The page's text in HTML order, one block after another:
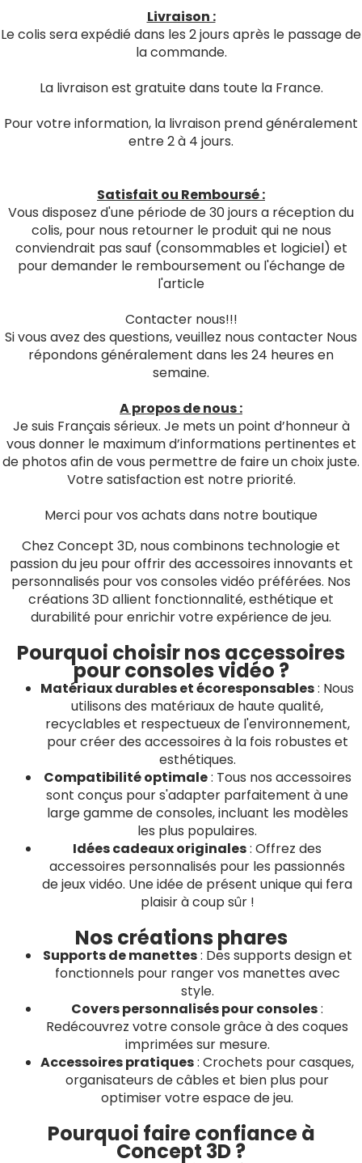
Livraison :
Le colis sera expédié dans les 2 jours après le passage de
la commande.
La livraison est gratuite dans toute la France.
Pour votre information, la livraison prend généralement
entre 2 à 4 jours.
Satisfait ou Remboursé :
Vous disposez d'une période de 30 jours a réception du
colis, pour nous retourner le produit qui ne nous
conviendrait pas sauf (consommables et logiciel) et
pour demander le remboursement ou l'échange de
l'article
Contacter nous!!!
Si vous avez des questions, veuillez nous contacter Nous
répondons généralement dans les 24 heures en
semaine.
A propos de nous :
Je suis Français sérieux. Je mets un point d’honneur à
vous donner le maximum d’informations pertinentes et
de photos afin de vous permettre de faire un choix juste.
Votre satisfaction est notre priorité.
Merci pour vos achats dans notre boutique
Chez Concept 3D, nous combinons technologie et
passion du jeu pour offrir des accessoires innovants et
personnalisés pour vos consoles vidéo préférées. Nos
créations 3D allient fonctionnalité, esthétique et
durabilité pour enrichir votre expérience de jeu.
Pourquoi choisir nos accessoires
pour consoles vidéo ?
Matériaux durables et écoresponsables: Nous
utilisons des matériaux de haute qualité,
recyclables et respectueux de l'environnement,
pour créer des accessoires à la fois robustes et
esthétiques.
Compatibilité optimale: Tous nos accessoires
sont conçus pour s'adapter parfaitement à une
large gamme de consoles, incluant les modèles
les plus populaires.
Idées cadeaux originales: Offrez des
accessoires personnalisés pour les passionnés
de jeux vidéo. Une idée de présent unique qui fera
plaisir à coup sûr !
Nos créations phares
Supports de manettes: Des supports design et
fonctionnels pour ranger vos manettes avec
style.
Covers personnalisés pour consoles:
Redécouvrez votre console grâce à des coques
imprimées sur mesure.
Accessoires pratiques: Crochets pour casques,
organisateurs de câbles et bien plus pour
optimiser votre espace de jeu.
Pourquoi faire confiance à
Concept 3D ?